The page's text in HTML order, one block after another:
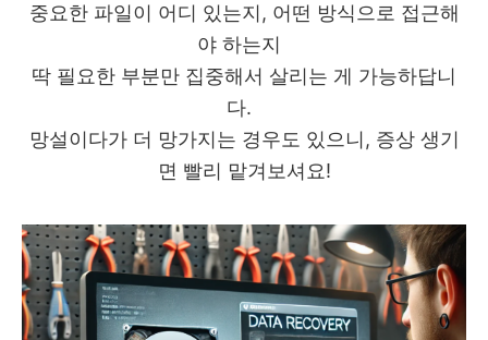
중요한 파일이 어디 있는지, 어떤 방식으로 접근해
야 하는지
딱 필요한 부분만 집중해서 살리는 게 가능하답니
다.
망설이다가 더 망가지는 경우도 있으니, 증상 생기
면 빨리 맡겨보셔요!